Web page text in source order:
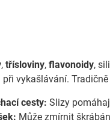
,třísloviny,flavonoidy,
vykašlávání.
cesty: Slizy
Může zmírnit